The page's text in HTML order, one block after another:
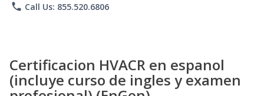
phone Call Us: 855.520.6806
Certificacion HVACR en espanol
(incluye curso de ingles y examen